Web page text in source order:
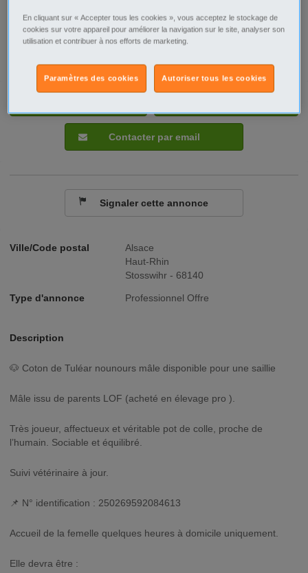
Ville/Code postal
Alsace
Haut-Rhin
Stosswihr - 68140
Type d'annonce Professionnel Offre
Description
🐶 Coton de Tuléar nounours mâle disponible pour une saillie
Mâle issu de parents LOF (acheté en élevage pro ).
Très joueur, affectueux et véritable pot de colle, proche de
l’humain. Sociable et équilibré.
Suivi vétérinaire à jour.
📌 N° identification : 250269592084613
Accueil de la femelle quelques heures à domicile uniquement.
Elle devra être :
Contacter par email
Signaler cette annonce
En cliquant sur « Accepter tous les cookies », vous acceptez le stockage de
cookies sur votre appareil pour améliorer la navigation sur le site, analyser son
utilisation et contribuer à nos efforts de marketing.
Autoriser tous les cookies
Paramètres des cookies